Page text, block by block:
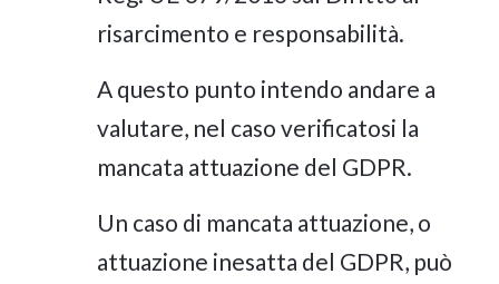
risarcimento e responsabilità.
A questo punto intendo andare a
valutare, nel caso verificatosi la
mancata attuazione del GDPR.
Un caso di mancata attuazione, o
attuazione inesatta del GDPR, può